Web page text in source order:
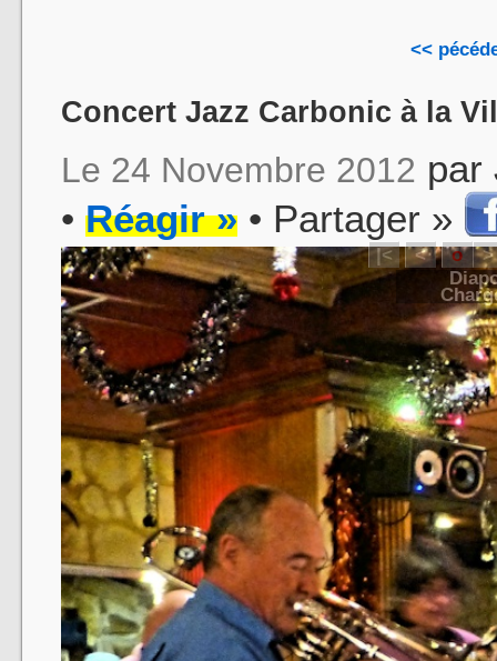
<<
Concert Jazz Carbonic à la
Le 24 Novembre 2012 par
• Réagir » • Partager »
|< < o >